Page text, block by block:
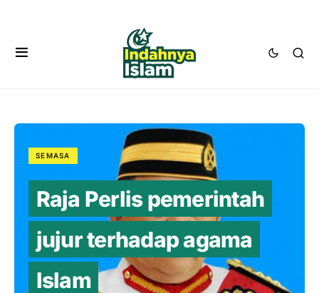
SEMASA
Raja Perlis pemerintah
jujur terhadap agama
Islam